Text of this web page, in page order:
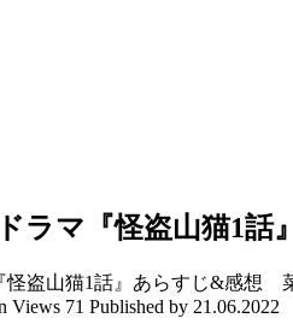
ドラマ『怪盗山猫1
Views 71 Published by 21.06.2022